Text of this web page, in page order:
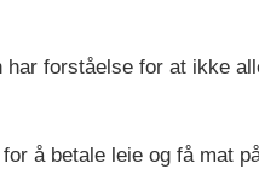
forståelse for at ikke
å betale leie og få mat